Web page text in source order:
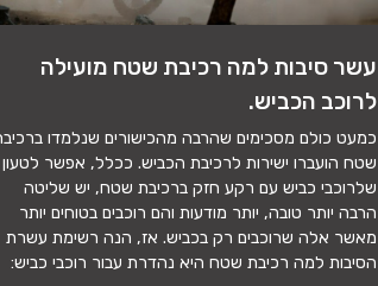
עשר סיבות למה רכיבת שטח מועילה
לרוכב הכביש.
כמעט כולם מסכימים שהרבה מהכישורים שנלמדו
שטח הועברו ישירות לרכיבת הכביש. ככלל, אפשר לטעון
שלרוכבי כביש עם רקע חזק ברכיבת שטח, יש שליטה
הרבה יותר טובה, יותר מודעות והם רוכבים בטוחים יותר
מאשר אלה שרוכבים רק בכביש. אז, הנה רשימת עשרת
הסיבות למה רכיבת שטח היא נהדרת עבור רוכבי כביש: